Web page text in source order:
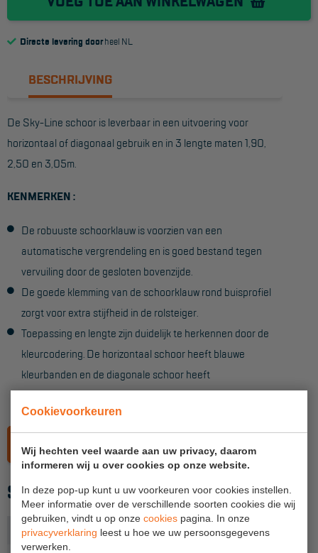
Cookievoorkeuren
Wij hechten veel waarde aan uw privacy, daarom
informeren wij u over cookies op onze website.
In deze pop-up kunt u uw voorkeuren voor cookies instellen.
Meer informatie over de verschillende soorten cookies die wij
gebruiken, vindt u op onze cookies pagina. In onze
privacyverklaring leest u hoe we uw persoonsgegevens
verwerken.
Reddingsmiddelen
CombiDeals
MAATWERK
Rolsteigers
Schilderstellingen
Gevelsteigers
Steiger overkapping
Schilderwerkzaamheden
Hoogwerkers
Telescoop hoogwerkers
Knikarmhoogwerkers
Spinhoogwerkers
Directe levering doorheel NL
BESCHRIJVING
De Sky-Line schoor is leverbaar in een uitvoering voor
horizontaal of diagonaal gebruik en in 3 lengte maten 1,90,
2,50 en 3,05m.
KENMERKEN :
De robuuste schoorklauw is voorzien van een
automatische vergrendeling en is goed bestand tegen
vervuiling door de gesloten bovenzijde.
De goede klemming van de schoorklauw rond buisprofiel
zorgt voor extra stijfheid in de rolsteiger.
Toepassing en lengte zijn duidelijk te herkennen door de
kleurcodering. De horizontaal schoor heeft blauwe
kleurbanden en de diagonale schoor heeft
oranje kleurbanden.
LEES MEER OVER SKY-LINE-STEIGERS
SPECIFICATIES
Uitvoering Diagonaal